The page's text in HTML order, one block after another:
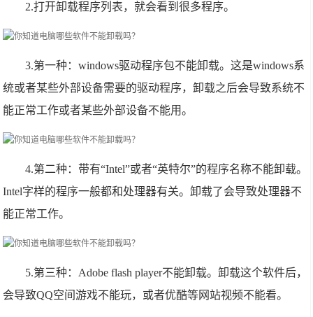
2.打开卸载程序列表，就会看到很多程序。
3.第一种：windows驱动程序包不能卸载。这是windows系
统或者某些外部设备需要的驱动程序，卸载之后会导致系统不
能正常工作或者某些外部设备不能用。
4.第二种：带有“Intel”或者“英特尔”的程序名称不能卸载。
Intel字样的程序一般都和处理器有关。卸载了会导致处理器不
能正常工作。
5.第三种：Adobe flash player不能卸载。卸载这个软件后，
会导致QQ空间游戏不能玩，或者优酷等网站视频不能看。